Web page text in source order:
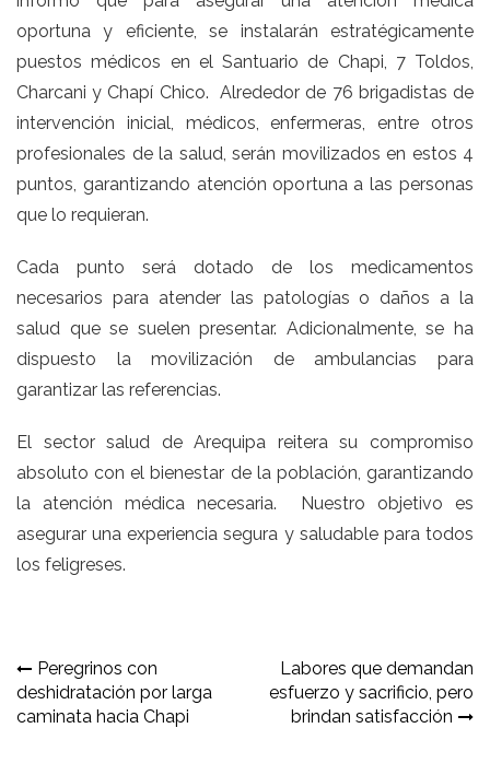
oportuna y eficiente, se instalarán estratégicamente
puestos médicos en el Santuario de Chapi, 7 Toldos,
Charcani y Chapí Chico. Alrededor de 76 brigadistas de
intervención inicial, médicos, enfermeras, entre otros
profesionales de la salud, serán movilizados en estos 4
puntos, garantizando atención oportuna a las personas
que lo requieran.
Cada punto será dotado de los medicamentos
necesarios para atender las patologías o daños a la
salud que se suelen presentar. Adicionalmente, se ha
dispuesto la movilización de ambulancias para
garantizar las referencias.
El sector salud de Arequipa reitera su compromiso
absoluto con el bienestar de la población, garantizando
la atención médica necesaria. Nuestro objetivo es
asegurar una experiencia segura y saludable para todos
los feligreses.
Navegación
de
Peregrinos con
deshidratación por larga
caminata hacia Chapi
Labores que demandan
esfuerzo y sacrificio, pero
brindan satisfacción